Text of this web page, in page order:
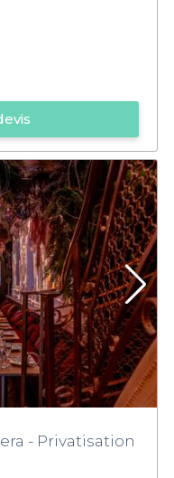
- Privatisation